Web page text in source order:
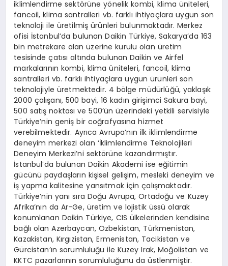
iklimlendirme sektörüne yönelik kombi, klima üniteleri,
fancoil, klima santralleri vb. farklı ihtiyaçlara uygun son
teknoloji ile üretilmiş ürünleri bulunmaktadır. Merkez
ofisi İstanbul’da bulunan Daikin Türkiye, Sakarya’da 163
bin metrekare alan üzerine kurulu olan üretim
tesisinde çatısı altında bulunan Daikin ve Airfel
markalarının kombi, klima üniteleri, fancoil, klima
santralleri vb. farklı ihtiyaçlara uygun ürünleri son
teknolojiyle üretmektedir. 4 bölge müdürlüğü, yaklaşık
2000 çalışanı, 500 bayi, 16 kadın girişimci Sakura bayi,
500 satış noktası ve 500’ün üzerindeki yetkili servisiyle
Türkiye’nin geniş bir coğrafyasına hizmet
verebilmektedir. Ayrıca Avrupa’nın ilk iklimlendirme
deneyim merkezi olan ‘İklimlendirme Teknolojileri
Deneyim Merkezi’ni sektörüne kazandırmıştır.
İstanbul’da bulunan Daikin Akademi ise eğitimin
gücünü paydaşların kişisel gelişim, mesleki deneyim ve
iş yapma kalitesine yansıtmak için çalışmaktadır.
Türkiye’nin yanı sıra Doğu Avrupa, Ortadoğu ve Kuzey
Afrika’nın da Ar-Ge, üretim ve lojistik üssü olarak
konumlanan Daikin Türkiye, CIS ülkelerinden kendisine
bağlı olan Azerbaycan, Özbekistan, Türkmenistan,
Kazakistan, Kırgızistan, Ermenistan, Tacikistan ve
Gürcistan’ın sorumluluğu ile Kuzey Irak, Moğolistan ve
KKTC pazarlarının sorumluluğunu da üstlenmiştir.